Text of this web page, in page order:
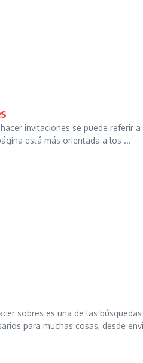
invitaciones se puede
está más orientada a los ...
sobres es una de las
para muchas cosas, desde